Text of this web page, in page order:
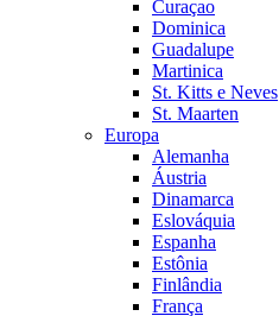
Curaçao
Dominica
Guadalupe
Martinica
St. Kitts e Neves
St. Maarten
Europa
Alemanha
Áustria
Dinamarca
Eslováquia
Espanha
Estônia
Finlândia
França